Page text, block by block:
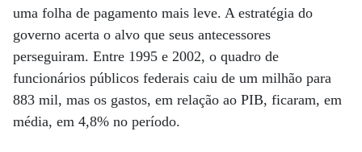
uma folha de pagamento mais leve. A estratégia do
governo acerta o alvo que seus antecessores
perseguiram. Entre 1995 e 2002, o quadro de
funcionários públicos federais caiu de um milhão para
883 mil, mas os gastos, em relação ao PIB, ficaram, em
média, em 4,8% no período.